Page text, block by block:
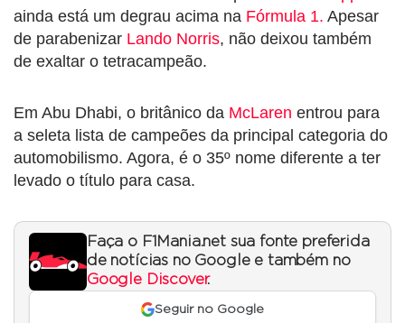
ainda está um degrau acima na Fórmula 1. Apesar
de parabenizar Lando Norris, não deixou também
de exaltar o tetracampeão.
Em Abu Dhabi, o britânico da McLaren entrou para
a seleta lista de campeões da principal categoria do
automobilismo. Agora, é o 35º nome diferente a ter
levado o título para casa.
Faça o F1Mania.net sua fonte preferida
de notícias no Google e também no
Google Discover.
Seguir no Google